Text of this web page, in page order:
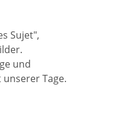
Sujet",
und
Tage.